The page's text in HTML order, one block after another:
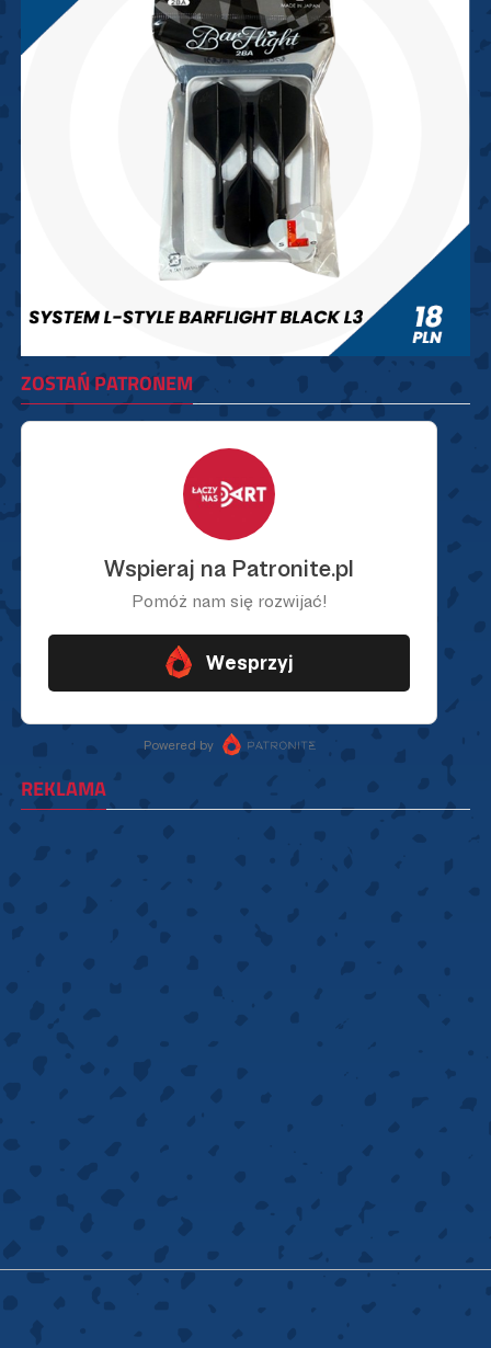
ZOSTAŃ PATRONEM
REKLAMA